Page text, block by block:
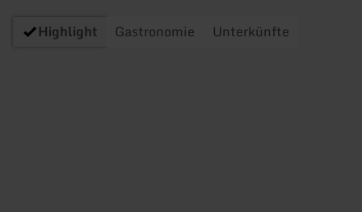
Highlight Gastronomie Unterkünfte